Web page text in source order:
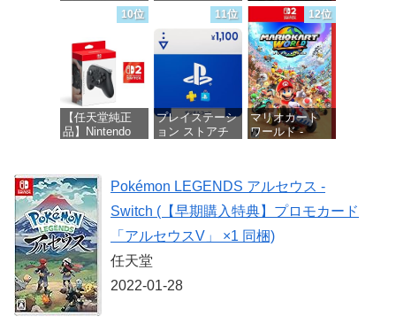
価格：¥55,491
ヤレスコントロ
ーラー(CFI-
ZCT2J)
価格：¥10,737
紅 -Switch2
価格：¥8,979
10位
【任天堂純正
品】Nintendo
【Amazon.co.jp
限定特典】
Nintendo Switch
2 ロゴデザイン
ステッカー 同
梱
価格：¥9,980
11位
プレイステーシ
ョン ストアチ
価格：¥1,100
12位
マリオカート
ワールド -
Pokémon LEGENDS アルセウス -
Switch (【早期購入特典】プロモカード
「アルセウスV」 ×1 同梱)
任天堂
2022-01-28